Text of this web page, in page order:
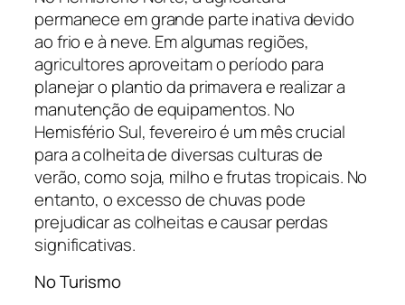
permanece em grande parte inativa devido
ao frio e à neve. Em algumas regiões,
agricultores aproveitam o período para
planejar o plantio da primavera e realizar a
manutenção de equipamentos. No
Hemisfério Sul, fevereiro é um mês crucial
para a colheita de diversas culturas de
verão, como soja, milho e frutas tropicais. No
entanto, o excesso de chuvas pode
prejudicar as colheitas e causar perdas
significativas.
No Turismo